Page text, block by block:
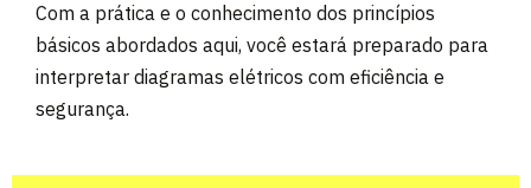
Com a prática e o conhecimento dos princípios
básicos abordados aqui, você estará preparado para
interpretar diagramas elétricos com eficiência e
segurança.